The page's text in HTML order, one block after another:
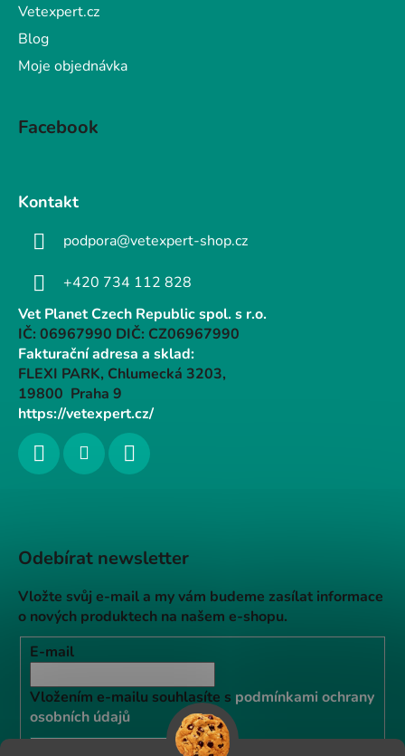
Vetexpert.cz
Blog
Moje objednávka
Facebook
Kontakt
podpora@vetexpert-shop.cz
+420 734 112 828
Vet Planet Czech Republic spol. s r.o.
IČ: 06967990 DIČ: CZ06967990
Fakturační adresa a sklad:
FLEXI PARK, Chlumecká 3203,
19800 Praha 9
https://vetexpert.cz/
Odebírat newsletter
Vložte svůj e-mail a my vám budeme zasílat informace
o nových produktech na našem e-shopu.
E-mail
Vložením e-mailu souhlasíte s podmínkami ochrany
osobních údajů